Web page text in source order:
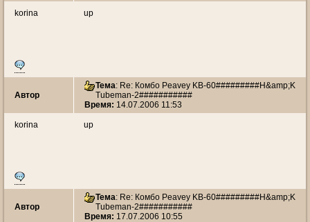
korina up
Автор
Тема: Re: Комбо Peavey KB-60#########H&amp;K
Tubeman-2###########
Время: 14.07.2006 11:53
korina up
Автор
Тема: Re: Комбо Peavey KB-60#########H&amp;K
Tubeman-2###########
Время: 17.07.2006 10:55